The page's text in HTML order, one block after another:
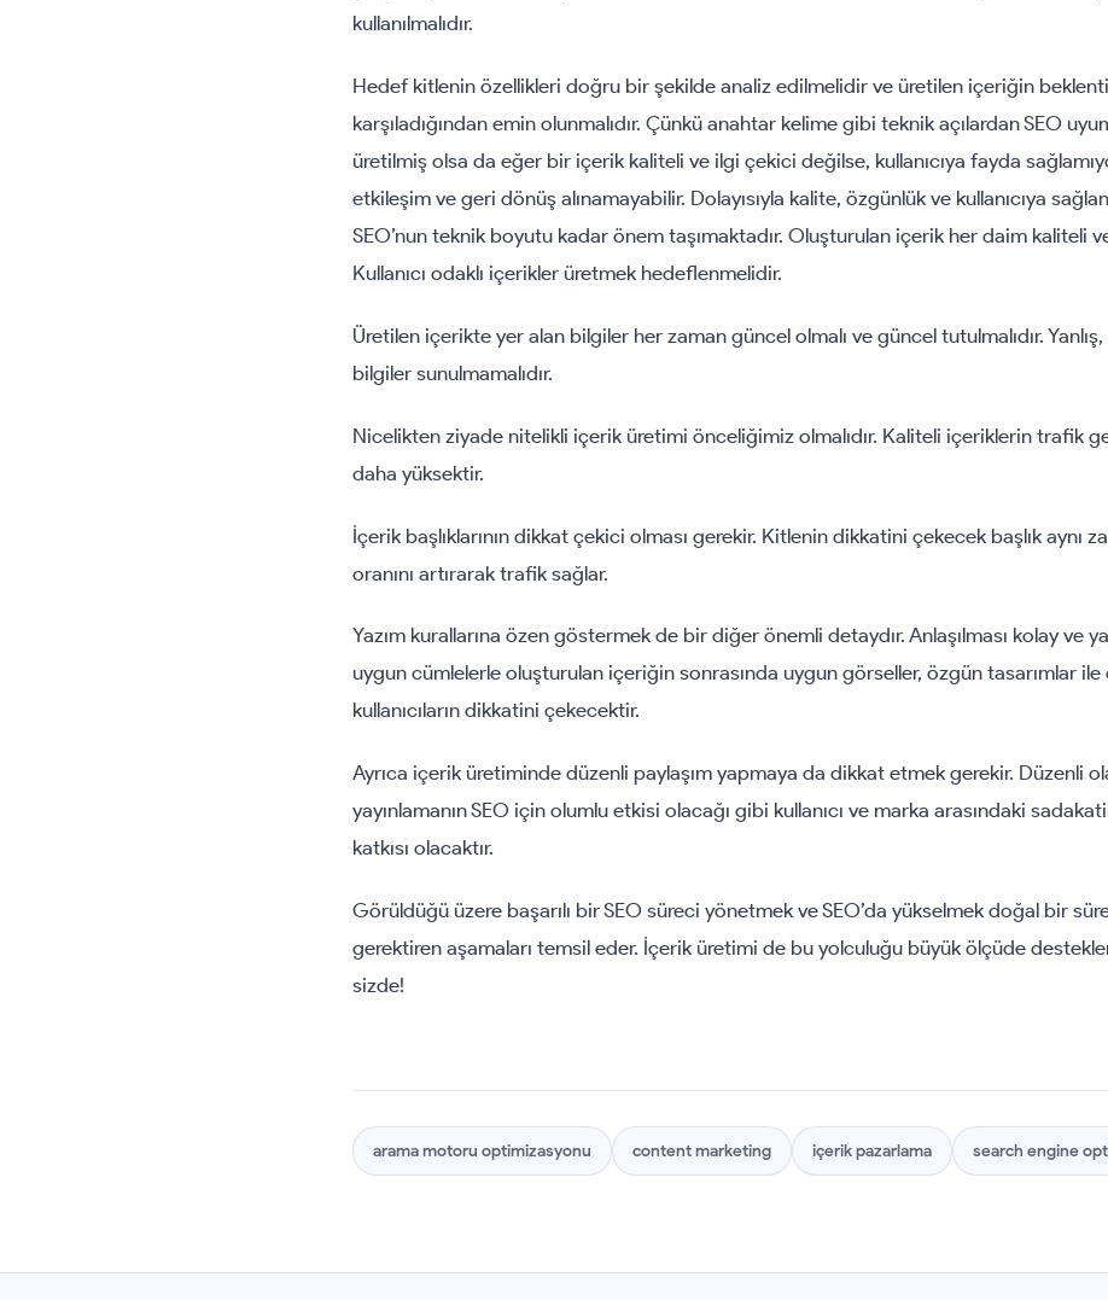
kullanılmalıdır.
Hedef kitlenin özellikleri doğru bir şekilde analiz edilmelidir ve üretilen içeriğin
karşıladığından emin olunmalıdır. Çünkü anahtar kelime gibi teknik açılardan SEO
üretilmiş olsa da eğer bir içerik kaliteli ve ilgi çekici değilse, kullanıcıya fayda
etkileşim ve geri dönüş alınamayabilir. Dolayısıyla kalite, özgünlük ve kullanıcıya
SEO’nun teknik boyutu kadar önem taşımaktadır. Oluşturulan içerik her daim kaliteli
Kullanıcı odaklı içerikler üretmek hedeflenmelidir.
Üretilen içerikte yer alan bilgiler her zaman güncel olmalı ve güncel tutulmalıdır.
bilgiler sunulmamalıdır.
Nicelikten ziyade nitelikli içerik üretimi önceliğimiz olmalıdır. Kaliteli içeriklerin trafik
daha yüksektir.
İçerik başlıklarının dikkat çekici olması gerekir. Kitlenin dikkatini çekecek başlık aynı
oranını artırarak trafik sağlar.
Yazım kurallarına özen göstermek de bir diğer önemli detaydır. Anlaşılması kolay ve
uygun cümlelerle oluşturulan içeriğin sonrasında uygun görseller, özgün tasarımlar
kullanıcıların dikkatini çekecektir.
Ayrıca içerik üretiminde düzenli paylaşım yapmaya da dikkat etmek gerekir. Düzenli
yayınlamanın SEO için olumlu etkisi olacağı gibi kullanıcı ve marka arasındaki
katkısı olacaktır.
Görüldüğü üzere başarılı bir SEO süreci yönetmek ve SEO’da yükselmek doğal bir
gerektiren aşamaları temsil eder. İçerik üretimi de bu yolculuğu büyük ölçüde
sizde!
arama motoru optimizasyonu content marketing içerik pazarlama search engine